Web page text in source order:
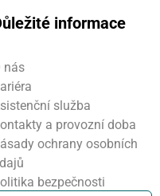
informace
nás
služba
a provozní doba
ochrany osobních
bezpečnosti